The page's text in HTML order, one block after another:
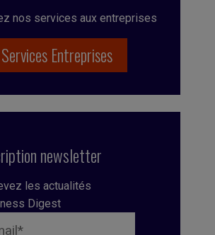
nos services aux entreprises
Services Entreprises
newsletter
les actualités
Digest